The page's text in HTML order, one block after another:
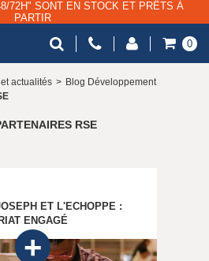
72H" SONT EN STOCK ET PRÊTS À
PARTIR
0
actualités > Blog Développement
RSE
ET L'ECHOPPE :
ENGAGÉ